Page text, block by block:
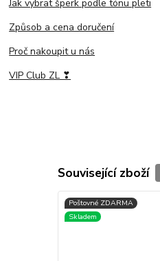
Jak vybrat šperk podle tónu pleti
Způsob a cena doručení
Proč nakoupit u nás
VIP Club ZL ❣
Související zboží